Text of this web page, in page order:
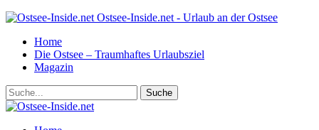
Ostsee-Inside.net - Urlaub an der Ostsee
Home
Die Ostsee – Traumhaftes Urlaubsziel
Magazin